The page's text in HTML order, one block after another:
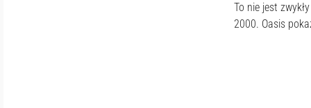
To nie jest
2000. Oasis